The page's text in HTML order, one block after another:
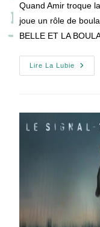
publication :
Quand Amir troque
joue un rôle de
BELLE ET LA
Lire La Lubie
Série
Une
BELLE